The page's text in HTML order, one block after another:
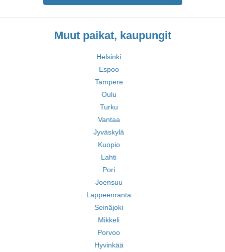
Muut paikat, kaupungit
Helsinki
Espoo
Tampere
Oulu
Turku
Vantaa
Jyväskylä
Kuopio
Lahti
Pori
Joensuu
Lappeenranta
Seinäjoki
Mikkeli
Porvoo
Hyvinkää